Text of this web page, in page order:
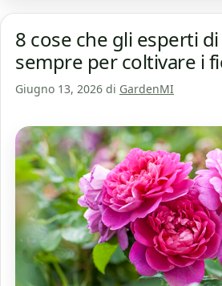
8 cose che gli esperti
sempre per coltivare i
Giugno 13, 2026 di GardenMI